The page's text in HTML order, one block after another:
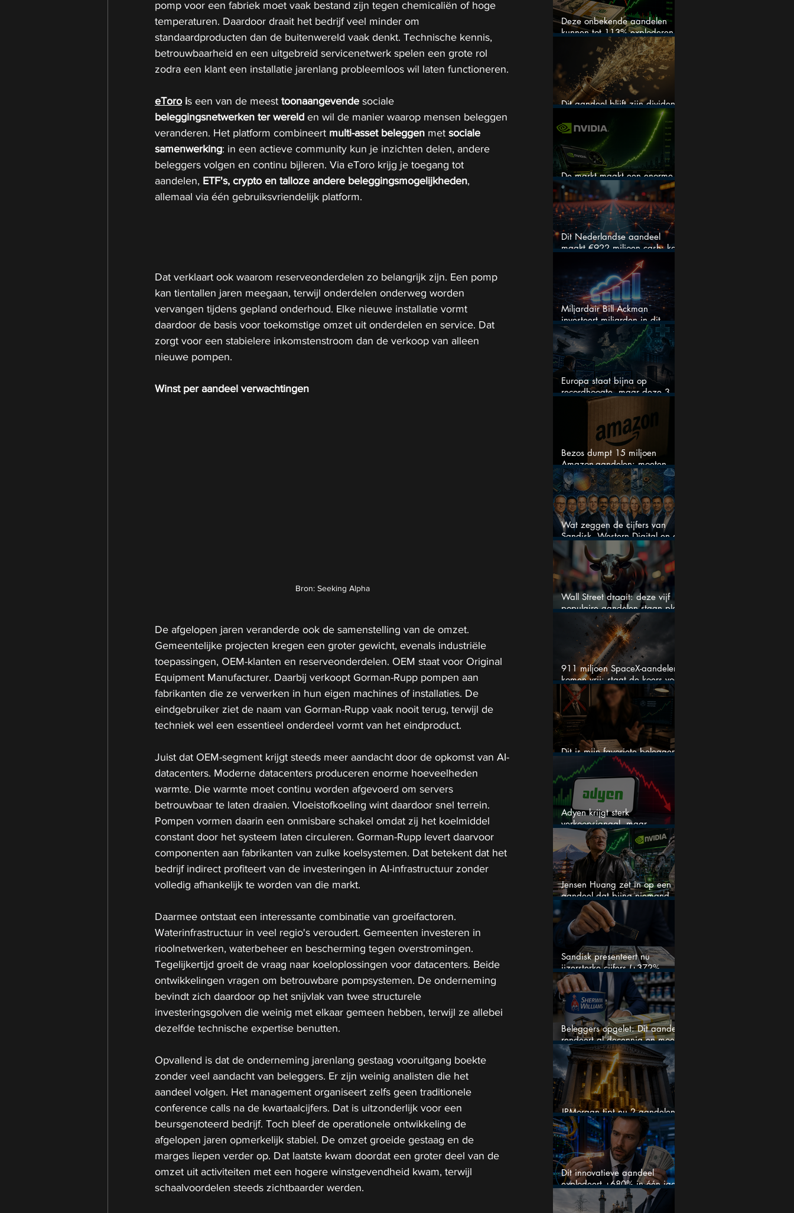
pomp voor een fabriek moet vaak bestand zijn tegen chemicaliën of hoge
temperaturen. Daardoor draait het bedrijf veel minder om
standaardproducten dan de buitenwereld vaak denkt. Technische kennis,
betrouwbaarheid en een uitgebreid servicenetwerk spelen een grote rol
zodra een klant een installatie jarenlang probleemloos wil laten functioneren.
eToro is een van de meest toonaangevende sociale
beleggingsnetwerken ter wereld en wil de manier waarop mensen beleggen
veranderen. Het platform combineert multi-asset beleggen met sociale
samenwerking: in een actieve community kun je inzichten delen, andere
beleggers volgen en continu bijleren. Via eToro krijg je toegang tot
aandelen, ETF's, crypto en talloze andere beleggingsmogelijkheden,
allemaal via één gebruiksvriendelijk platform.
Dat verklaart ook waarom reserveonderdelen zo belangrijk zijn. Een pomp
kan tientallen jaren meegaan, terwijl onderdelen onderweg worden
vervangen tijdens gepland onderhoud. Elke nieuwe installatie vormt
daardoor de basis voor toekomstige omzet uit onderdelen en service. Dat
zorgt voor een stabielere inkomstenstroom dan de verkoop van alleen
nieuwe pompen.
Winst per aandeel verwachtingen
Bron: Seeking Alpha
De afgelopen jaren veranderde ook de samenstelling van de omzet.
Gemeentelijke projecten kregen een groter gewicht, evenals industriële
toepassingen, OEM-klanten en reserveonderdelen. OEM staat voor Original
Equipment Manufacturer. Daarbij verkoopt Gorman-Rupp pompen aan
fabrikanten die ze verwerken in hun eigen machines of installaties. De
eindgebruiker ziet de naam van Gorman-Rupp vaak nooit terug, terwijl de
techniek wel een essentieel onderdeel vormt van het eindproduct.
Juist dat OEM-segment krijgt steeds meer aandacht door de opkomst van AI-
datacenters. Moderne datacenters produceren enorme hoeveelheden
warmte. Die warmte moet continu worden afgevoerd om servers
betrouwbaar te laten draaien. Vloeistofkoeling wint daardoor snel terrein.
Pompen vormen daarin een onmisbare schakel omdat zij het koelmiddel
constant door het systeem laten circuleren. Gorman-Rupp levert daarvoor
componenten aan fabrikanten van zulke koelsystemen. Dat betekent dat het
bedrijf indirect profiteert van de investeringen in AI-infrastructuur zonder
volledig afhankelijk te worden van die markt.
Daarmee ontstaat een interessante combinatie van groeifactoren.
Waterinfrastructuur in veel regio's veroudert. Gemeenten investeren in
rioolnetwerken, waterbeheer en bescherming tegen overstromingen.
Tegelijkertijd groeit de vraag naar koeloplossingen voor datacenters. Beide
ontwikkelingen vragen om betrouwbare pompsystemen. De onderneming
bevindt zich daardoor op het snijvlak van twee structurele
investeringsgolven die weinig met elkaar gemeen hebben, terwijl ze allebei
dezelfde technische expertise benutten.
Opvallend is dat de onderneming jarenlang gestaag vooruitgang boekte
zonder veel aandacht van beleggers. Er zijn weinig analisten die het
aandeel volgen. Het management organiseert zelfs geen traditionele
conference calls na de kwartaalcijfers. Dat is uitzonderlijk voor een
beursgenoteerd bedrijf. Toch bleef de operationele ontwikkeling de
afgelopen jaren opmerkelijk stabiel. De omzet groeide gestaag en de
marges liepen verder op. Dat laatste kwam doordat een groter deel van de
omzet uit activiteiten met een hogere winstgevendheid kwam, terwijl
schaalvoordelen steeds zichtbaarder werden.
Deze onbekende aandelen
kunnen tot 113% exploderen
(één springt eruit)
Dit aandeel blijft zijn dividend
verhogen, wat er ook gebeurt
De markt maakt een enorme
fout bij Nvidia
Dit Nederlandse aandeel
maakt €922 miljoen cash: kan
dit dividendaandeel blijven
Miljardair Bill Ackman
investeert miljarden in dit
techaandeel
Europa staat bijna op
recordhoogte, maar deze 3
sectoren vallen nu op
Bezos dumpt 15 miljoen
Amazon-aandelen: moeten
beleggers zich zorgen maken?
Wat zeggen de cijfers van
Sandisk, Western Digital en de
AI-Infrastructuur aandelen mij
werkelijk
Wall Street draait: deze vijf
populaire aandelen staan plots
onder spanning
911 miljoen SpaceX-aandelen
komen vrij: staat de koers voor
een nieuwe crash?
Dit is mijn favoriete belegger…
en het is niet Warren Buffett
Adyen krijgt sterk
verkoopsignaal, maar
analisten zien juist een
koopkans
Jensen Huang zet in op een
aandeel dat bijna niemand
Sandisk presenteert nu
ijzersterke cijfers (+372%
omzetgroei), toch zakt het
aandeel weg
Beleggers opgelet: Dit aandeel
rendeert al decennia en moet
op je watchlist staan!
JPMorgan tipt nu 2 aandelen
voor augustus
Dit innovatieve aandeel
explodeert +680% in één jaar
en blijft maar stijgen